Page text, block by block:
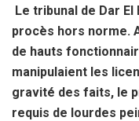
Le tribunal de Dar El
procès hors norme.
de hauts
manipulaient les
gravité des faits, le
requis de lourdes